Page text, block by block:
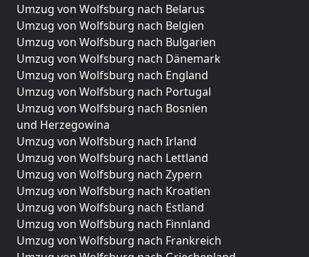
Umzug von Wolfsburg nach Belarus
Umzug von Wolfsburg nach Belgien
Umzug von Wolfsburg nach Bulgarien
Umzug von Wolfsburg nach Dänemark
Umzug von Wolfsburg nach England
Umzug von Wolfsburg nach Portugal
Umzug von Wolfsburg nach Bosnien
und Herzegowina
Umzug von Wolfsburg nach Irland
Umzug von Wolfsburg nach Lettland
Umzug von Wolfsburg nach Zypern
Umzug von Wolfsburg nach Kroatien
Umzug von Wolfsburg nach Estland
Umzug von Wolfsburg nach Finnland
Umzug von Wolfsburg nach Frankreich